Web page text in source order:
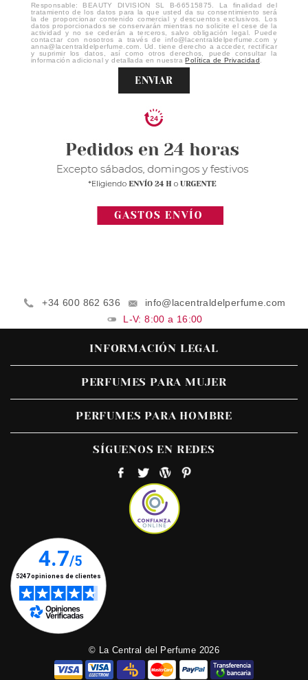
Responsable: BEAUTY DIVISION SL B-66515875. La finalidad del
tratamiento de los datos para la que usted da su consentimiento será
la de proporcionar contenido comercial y descuentos exclusivos. Los
datos proporcionados se conservarán mientras no solicite el cese de la
actividad y no se cederán a terceros, salvo obligación legal. Puede
contactar con nosotros a través de info@lacentraldelperfume.com y
anna@lacentraldelperfume.com. Ud. tiene derecho a acceder, rectificar
y suprimir los datos, así como otros derechos, puede consultar la
información adicional y detallada en nuestraPolítica de Privacidad
ENVIAR
+34 600 862 636
info@lacentraldelperfume.com
L-V: 8:00 a 16:00
INFORMACIÓN LEGAL
PERFUMES PARA MUJER
PERFUMES PARA HOMBRE
SÍGUENOS EN REDES
© La Central del Perfume 2026